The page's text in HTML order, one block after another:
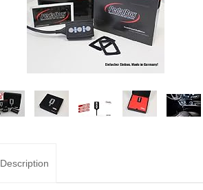
Description